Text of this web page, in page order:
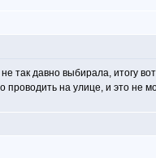
так давно выбирала, итогу
проводить на улице, и это не